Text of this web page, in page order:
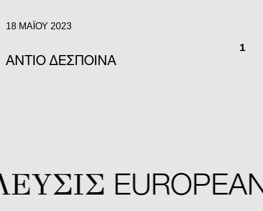
18 ΜΑΪ́ΟΥ 2023
1
ΑΝΤΙΟ ΔΕΣΠΟΙΝΑ
EUROPEAN